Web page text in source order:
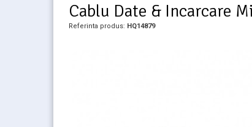
Cablu Date & Incarcare
Referinta produs: HQ14879